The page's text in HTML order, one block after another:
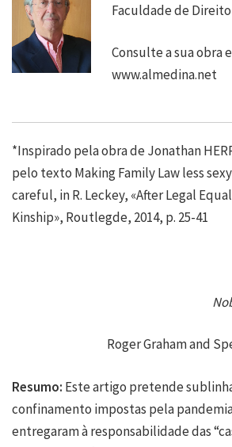
Faculdade de
Consulte a sua obra
www.almedina.net
*Inspirado pela obra de Jonathan
pelo texto Making Family Law less
careful, in R. Leckey, «After Legal
Kinship», Routlegde, 2014, p. 25-41
Roger Graham and
Resumo: Este artigo pretende
confinamento impostas pela pandemia
entregaram à responsabilidade das